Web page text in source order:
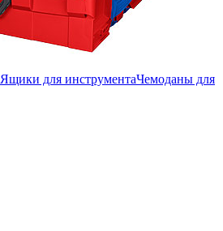
Ящики для инструментаЧемоданы для